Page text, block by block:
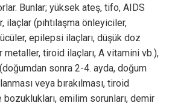
Bunlar; yüksek ateş, tifo, AIDS
ilaçlar (pıhtılaşma önleyiciler,
epilepsi ilaçları, düşük doz
metaller, tiroid ilaçları, A vitamini vb.),
sonra 2-4. ayda, doğum
veya bırakılması, tiroid
bozuklukları, emilim sorunları, demir